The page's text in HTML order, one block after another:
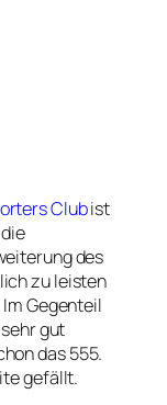
Clubist
des
zu leisten
Gegenteil
gut
das 555.
gefällt.